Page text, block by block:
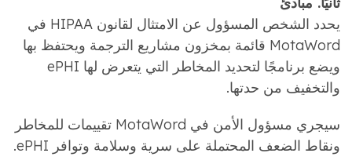
يحدد الشخص المسؤول عن الامتثال لقانون HIPAA في
MotaWord قائمة بمخزون مشاريع الترجمة ويحتفظ بها
ويضع برنامجًا لتحديد المخاطر التي يتعرض لها ePHI
والتخفيف من حدتها.
سيجري مسؤول الأمن في MotaWord تقييمات للمخاطر
ونقاط الضعف المحتملة على سرية وسلامة وتوافر ePHI.